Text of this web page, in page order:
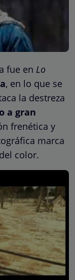
fue en Lo
, en lo que se
la destreza
a gran
frenética y
marca
color.